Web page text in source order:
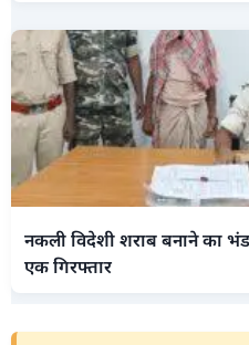
नकली विदेशी शराब बनाने का
एक गिरफ्तार